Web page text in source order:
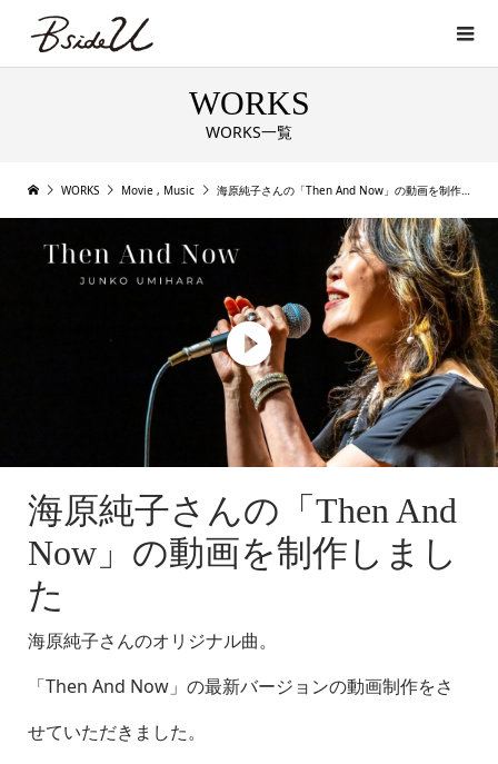
WORKS
WORKS一覧
WORKS Movie , Music 海原純子さんの「Then And Now」の動画を制作しました
Then And Now [2023 ver.]
海原純子さんの「Then And
Now」の動画を制作しまし
た
海原純子さんのオリジナル曲。
「Then And Now」の最新バージョンの動画制作をさ
せていただきました。